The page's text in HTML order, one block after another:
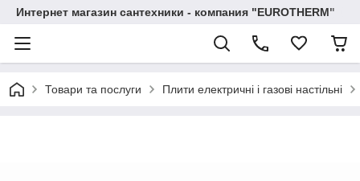
Интернет магазин сантехники - компания "EUROTHERM"
Товари та послуги Плити електричні і газові настільні